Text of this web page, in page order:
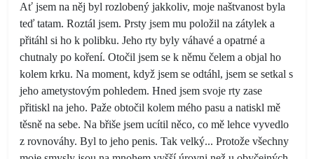
Ať jsem na něj byl rozlobený jakkoliv, moje naštvanost byla
teď tatam. Roztál jsem. Prsty jsem mu položil na zátylek a
přitáhl si ho k polibku. Jeho rty byly váhavé a opatrné a
chutnaly po koření. Otočil jsem se k němu čelem a objal ho
kolem krku. Na moment, když jsem se odtáhl, jsem se setkal s
jeho ametystovým pohledem. Hned jsem svoje rty zase
přitiskl na jeho. Paže obtočil kolem mého pasu a natiskl mě
těsně na sebe. Na břiše jsem ucítil něco, co mě lehce vyvedlo
z rovnováhy. Byl to jeho penis. Tak velký... Protože všechny